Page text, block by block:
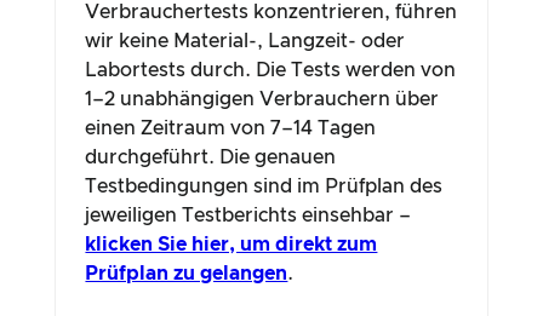
Verbrauchertests konzentrieren, führen
wir keine Material-, Langzeit- oder
Labortests durch. Die Tests werden von
1–2 unabhängigen Verbrauchern über
einen Zeitraum von 7–14 Tagen
durchgeführt. Die genauen
Testbedingungen sind im Prüfplan des
jeweiligen Testberichts einsehbar –
klicken Sie hier, um direkt zum
Prüfplan zu gelangen.